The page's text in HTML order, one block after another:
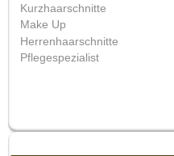
Kurzhaarschnitte
Make Up
Herrenhaarschnitte
Pflegespezialist